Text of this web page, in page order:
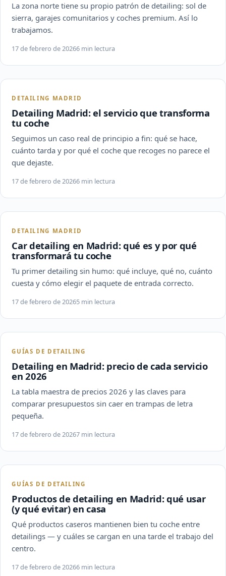
La zona norte tiene su propio patrón de detailing: sol de
sierra, garajes comunitarios y coches premium. Así lo
trabajamos.
17 de febrero de 20266 min lectura
DETAILING MADRID
Detailing Madrid: el servicio que transforma
tu coche
Seguimos un caso real de principio a fin: qué se hace,
cuánto tarda y por qué el coche que recoges no parece el
que dejaste.
17 de febrero de 20266 min lectura
DETAILING MADRID
Car detailing en Madrid: qué es y por qué
transformará tu coche
Tu primer detailing sin humo: qué incluye, qué no, cuánto
cuesta y cómo elegir el paquete de entrada correcto.
17 de febrero de 20265 min lectura
GUÍAS DE DETAILING
Detailing en Madrid: precio de cada servicio
en 2026
La tabla maestra de precios 2026 y las claves para
comparar presupuestos sin caer en trampas de letra
pequeña.
17 de febrero de 20267 min lectura
GUÍAS DE DETAILING
Productos de detailing en Madrid: qué usar
(y qué evitar) en casa
Qué productos caseros mantienen bien tu coche entre
detailings — y cuáles se cargan en una tarde el trabajo del
centro.
17 de febrero de 20266 min lectura